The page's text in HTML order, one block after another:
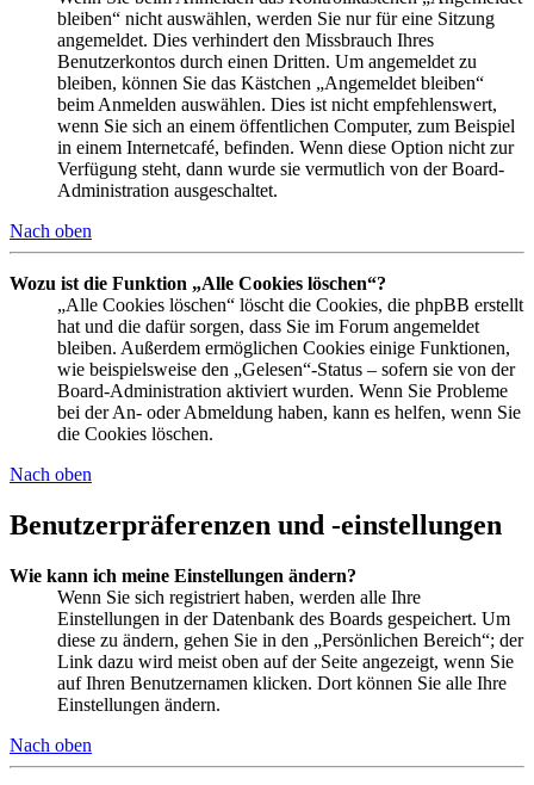
bleiben“ nicht auswählen, werden Sie nur für eine Sitzung
angemeldet. Dies verhindert den Missbrauch Ihres
Benutzerkontos durch einen Dritten. Um angemeldet zu
bleiben, können Sie das Kästchen „Angemeldet bleiben“
beim Anmelden auswählen. Dies ist nicht empfehlenswert,
wenn Sie sich an einem öffentlichen Computer, zum Beispiel
in einem Internetcafé, befinden. Wenn diese Option nicht zur
Verfügung steht, dann wurde sie vermutlich von der Board-
Administration ausgeschaltet.
Nach oben
Wozu ist die Funktion „Alle Cookies löschen“?
„Alle Cookies löschen“ löscht die Cookies, die phpBB erstellt
hat und die dafür sorgen, dass Sie im Forum angemeldet
bleiben. Außerdem ermöglichen Cookies einige Funktionen,
wie beispielsweise den „Gelesen“-Status – sofern sie von der
Board-Administration aktiviert wurden. Wenn Sie Probleme
bei der An- oder Abmeldung haben, kann es helfen, wenn Sie
die Cookies löschen.
Nach oben
Benutzerpräferenzen und -einstellungen
Wie kann ich meine Einstellungen ändern?
Wenn Sie sich registriert haben, werden alle Ihre
Einstellungen in der Datenbank des Boards gespeichert. Um
diese zu ändern, gehen Sie in den „Persönlichen Bereich“; der
Link dazu wird meist oben auf der Seite angezeigt, wenn Sie
auf Ihren Benutzernamen klicken. Dort können Sie alle Ihre
Einstellungen ändern.
Nach oben